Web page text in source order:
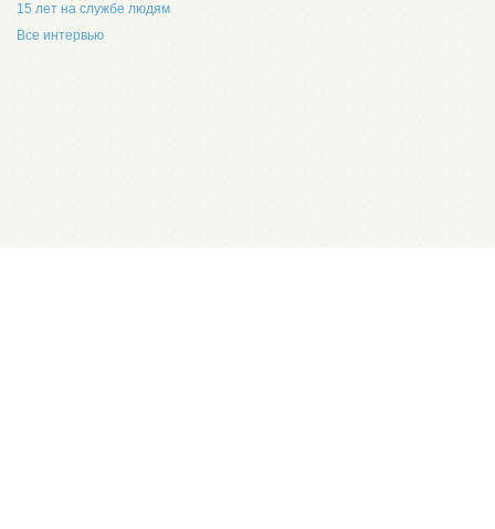
15 лет на службе людям
Все интервью